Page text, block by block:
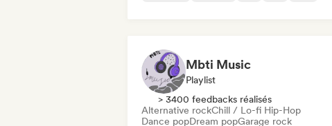
Mbti Music
Playlist
> 3400 feedbacks réalisés
Alternative rockChill / Lo-fi Hip-Hop
Dance popDream popGarage rock